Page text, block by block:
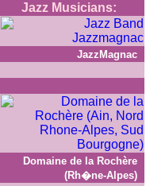
Jazz Musicians:
JazzMagnac
Domaine de la Rochère
(Rh�ne-Alpes)